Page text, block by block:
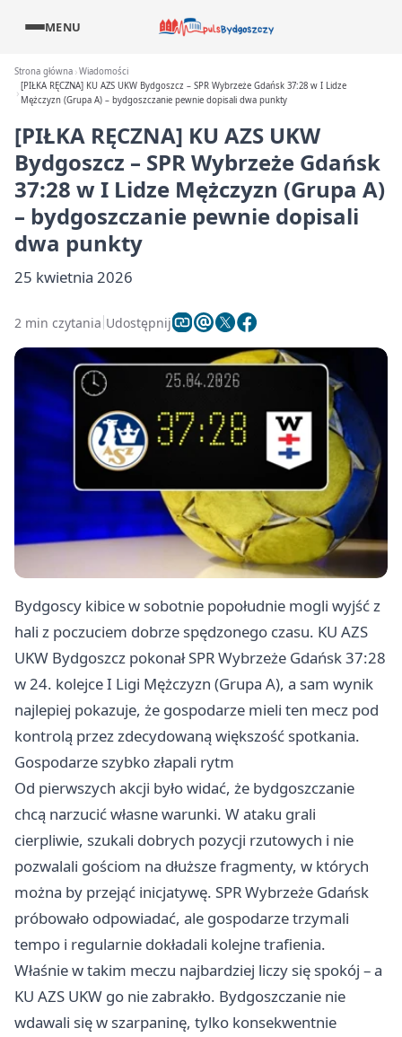
MENU
Strona główna Wiadomości
[PIŁKA RĘCZNA] KU AZS UKW Bydgoszcz – SPR Wybrzeże Gdańsk 37:28 w I Lidze
Mężczyzn (Grupa A) – bydgoszczanie pewnie dopisali dwa punkty
[PIŁKA RĘCZNA] KU AZS UKW
Bydgoszcz – SPR Wybrzeże Gdańsk
37:28 w I Lidze Mężczyzn (Grupa A)
– bydgoszczanie pewnie dopisali
dwa punkty
25 kwietnia 2026
2 min czytania Udostępnij
Bydgoscy kibice w sobotnie popołudnie mogli wyjść z
hali z poczuciem dobrze spędzonego czasu. KU AZS
UKW Bydgoszcz pokonał SPR Wybrzeże Gdańsk37:28
w 24. kolejce I Ligi Mężczyzn (Grupa A), a sam wynik
najlepiej pokazuje, że gospodarze mieli ten mecz pod
kontrolą przez zdecydowaną większość spotkania.
Gospodarze szybko złapali rytm
Od pierwszych akcji było widać, że bydgoszczanie
chcą narzucić własne warunki. W ataku grali
cierpliwie, szukali dobrych pozycji rzutowych i nie
pozwalali gościom na dłuższe fragmenty, w których
można by przejąć inicjatywę. SPR Wybrzeże Gdańsk
próbowało odpowiadać, ale gospodarze trzymali
tempo i regularnie dokładali kolejne trafienia.
Właśnie w takim meczu najbardziej liczy się spokój – a
KU AZS UKW go nie zabrakło. Bydgoszczanie nie
wdawali się w szarpaninę, tylko konsekwentnie